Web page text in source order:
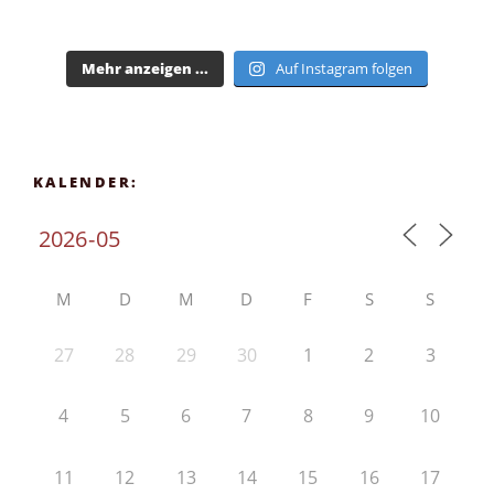
Mehr anzeigen ... Auf Instagram folgen
KALENDER:
M D M D F S S
27 28 29 30 1 2 3
4 5 6 7 8 9 10
11 12 13 14 15 16 17